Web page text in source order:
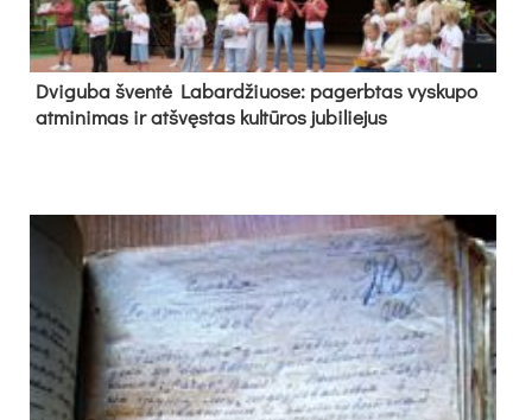
Dvi­gu­ba šven­tė La­bar­džiuo­se: pa­gerb­tas vys­ku­po
at­mi­ni­mas ir at­švęs­tas kul­tū­ros ju­bi­lie­jus